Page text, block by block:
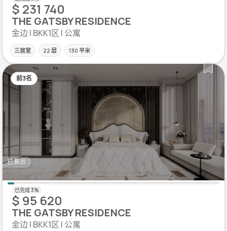
$ 231 740
THE GATSBY RESIDENCE
金边 | BKK1区 | 公寓
三居室 22 层 130 平米
前3名
已售出
$ 95 620
THE GATSBY RESIDENCE
金边 | BKK1区 | 公寓